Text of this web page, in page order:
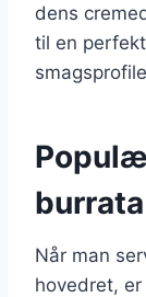
dens
til en
Når man
hovedret,